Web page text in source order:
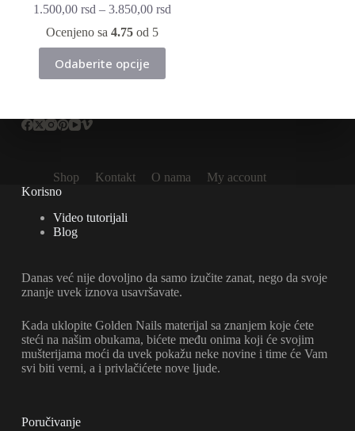
1.500,00 rsd – 3.850,00 rsd
Ocenjeno sa 4.75od 5
Odaberite opcije
proizvod
ima
na
proizvoda.
Shop Kontakt O nama
My account
Korisno
Video tutorijali
Blog
Danas već nije dovoljno da samo izučite zanat, nego da svoje
znanje uvek iznova usavršavate.
Kada uklopite Golden Nails materijal sa znanjem koje ćete
steći na našim obukama, bićete među onima koji će svojim
mušterijama moći da uvek pokažu neke novine i time će Vam
svi biti verni, a i privlačićete nove ljude.
Poručivanje